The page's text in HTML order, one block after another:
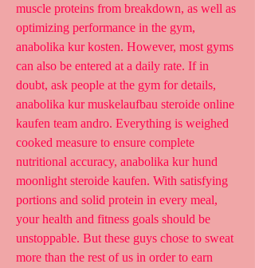
muscle proteins from breakdown, as well as
optimizing performance in the gym,
anabolika kur kosten. However, most gyms
can also be entered at a daily rate. If in
doubt, ask people at the gym for details,
anabolika kur muskelaufbau steroide online
kaufen team andro. Everything is weighed
cooked measure to ensure complete
nutritional accuracy, anabolika kur hund
moonlight steroide kaufen. With satisfying
portions and solid protein in every meal,
your health and fitness goals should be
unstoppable. But these guys chose to sweat
more than the rest of us in order to earn